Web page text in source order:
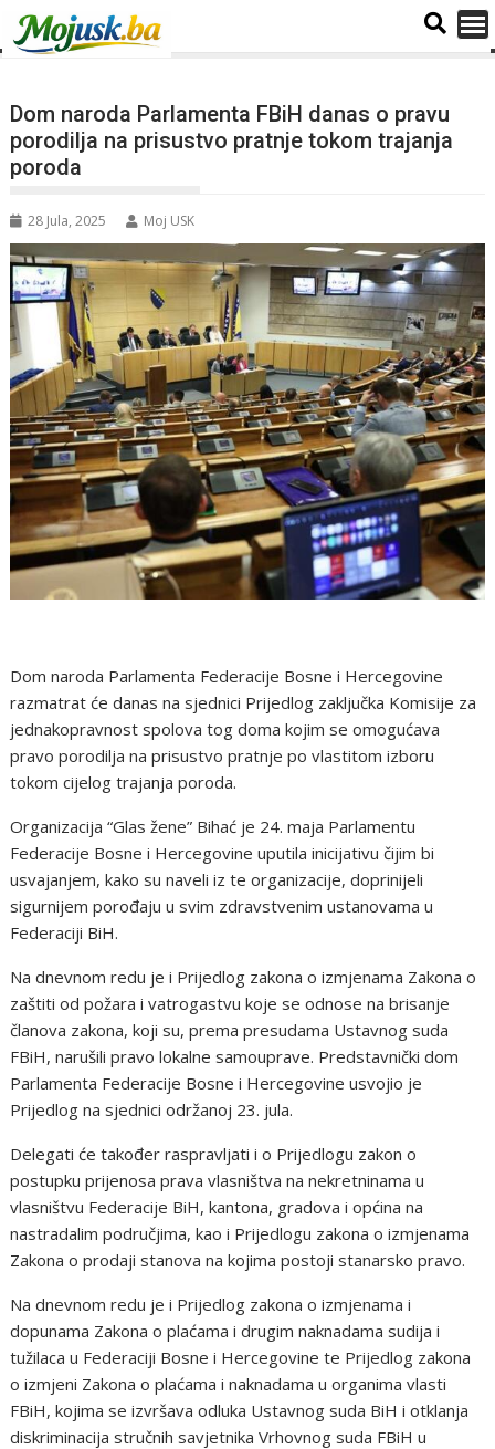
Dom naroda Parlamenta FBiH danas o pravu
porodilja na prisustvo pratnje tokom trajanja
poroda
28 Jula, 2025 Moj USK
Dom naroda Parlamenta Federacije Bosne i Hercegovine
razmatrat će danas na sjednici Prijedlog zaključka Komisije za
jednakopravnost spolova tog doma kojim se omogućava
pravo porodilja na prisustvo pratnje po vlastitom izboru
tokom cijelog trajanja poroda.
Organizacija “Glas žene” Bihać je 24. maja Parlamentu
Federacije Bosne i Hercegovine uputila inicijativu čijim bi
usvajanjem, kako su naveli iz te organizacije, doprinijeli
sigurnijem porođaju u svim zdravstvenim ustanovama u
Federaciji BiH.
Na dnevnom redu je i Prijedlog zakona o izmjenama Zakona o
zaštiti od požara i vatrogastvu koje se odnose na brisanje
članova zakona, koji su, prema presudama Ustavnog suda
FBiH, narušili pravo lokalne samouprave. Predstavnički dom
Parlamenta Federacije Bosne i Hercegovine usvojio je
Prijedlog na sjednici održanoj 23. jula.
Delegati će također raspravljati i o Prijedlogu zakon o
postupku prijenosa prava vlasništva na nekretninama u
vlasništvu Federacije BiH, kantona, gradova i općina na
nastradalim područjima, kao i Prijedlogu zakona o izmjenama
Zakona o prodaji stanova na kojima postoji stanarsko pravo.
Na dnevnom redu je i Prijedlog zakona o izmjenama i
dopunama Zakona o plaćama i drugim naknadama sudija i
tužilaca u Federaciji Bosne i Hercegovine te Prijedlog zakona
o izmjeni Zakona o plaćama i naknadama u organima vlasti
FBiH, kojima se izvršava odluka Ustavnog suda BiH i otklanja
diskriminacija stručnih savjetnika Vrhovnog suda FBiH u